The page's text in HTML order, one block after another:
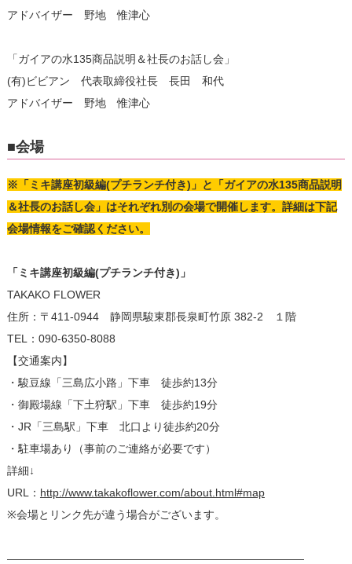
アドバイザー 野地 惟津心
「ガイアの水135商品説明＆社長のお話し会」
(有)ビビアン 代表取締役社長 長田 和代
アドバイザー 野地 惟津心
■会場
※「ミキ講座初級編(プチランチ付き)」と「ガイアの水135商品説明
＆社長のお話し会」はそれぞれ別の会場で開催します。詳細は下記
会場情報をご確認ください。
「ミキ講座初級編(プチランチ付き)」
TAKAKO FLOWER
住所：〒411-0944 静岡県駿東郡長泉町竹原 382-2 １階
TEL：090-6350-8088
【交通案内】
・駿豆線「三島広小路」下車 徒歩約13分
・御殿場線「下土狩駅」下車 徒歩約19分
・JR「三島駅」下車 北口より徒歩約20分
・駐車場あり（事前のご連絡が必要です）
詳細↓
URL： http://www.takakoflower.com/about.html#map
※会場とリンク先が違う場合がございます。
―――――――――――――――――――――――――――